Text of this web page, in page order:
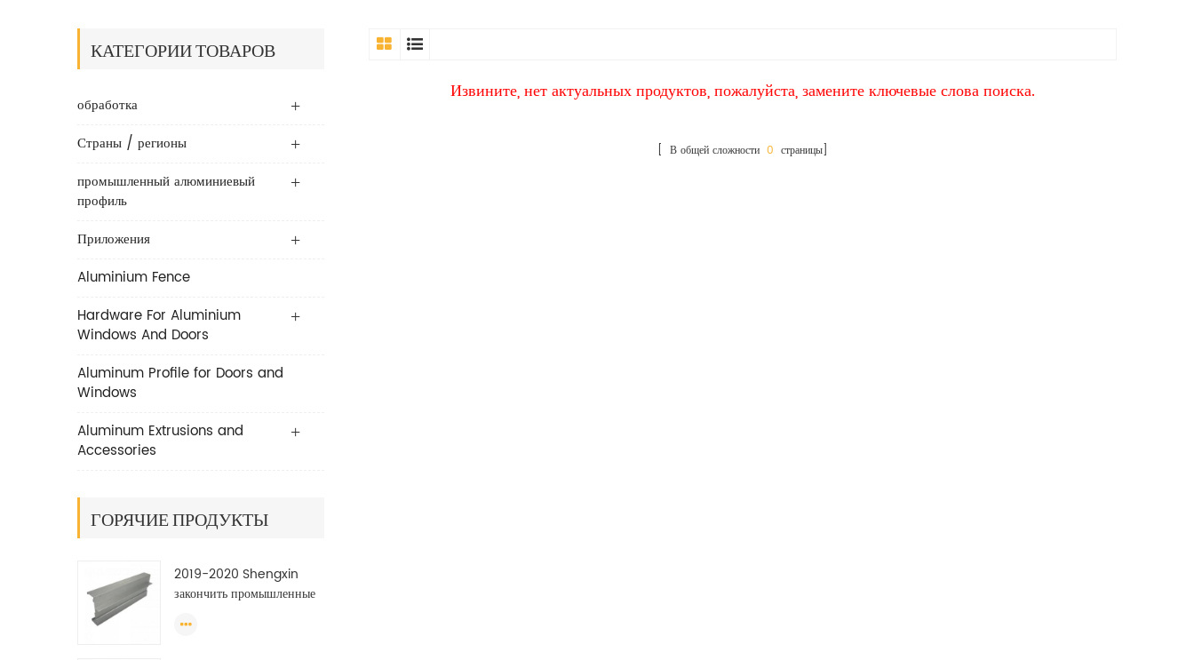
КАТЕГОРИИ ТОВАРОВ
обработка
Страны / регионы
промышленный алюминиевый
профиль
Приложения
Aluminium Fence
Hardware For Aluminium
Windows And Doors
Aluminum Profile for Doors and
Windows
Aluminum Extrusions and
Accessories
ГОРЯЧИЕ ПРОДУКТЫ
2019-2020 Shengxin
закончить промышленные
экструзии
Извините, нет актуальных продуктов, пожалуйста, замените ключевые слова поиска.
[ В общей сложности 0 страницы]